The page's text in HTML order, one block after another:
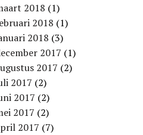
2018 (1)
2018 (1)
2018 (3)
2017 (1)
2017 (2)
2017 (2)
2017 (2)
2017 (2)
2017 (7)